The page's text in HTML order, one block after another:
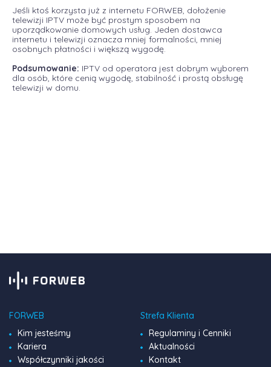
Jeśli ktoś korzysta już z internetu FORWEB, dołożenie
telewizji IPTV może być prostym sposobem na
uporządkowanie domowych usług. Jeden dostawca
internetu i telewizji oznacza mniej formalności, mniej
osobnych płatności i większą wygodę.
Podsumowanie: IPTV od operatora jest dobrym wyborem
dla osób, które cenią wygodę, stabilność i prostą obsługę
telewizji w domu.
FORWEB
Kim jesteśmy
Kariera
Współczynniki jakości
Strefa Klienta
Regulaminy i Cenniki
Aktualności
Kontakt